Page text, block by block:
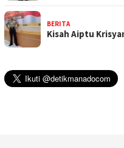
BERITA
Kisah Aiptu